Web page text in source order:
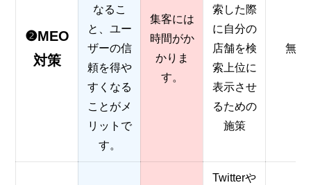
❷MEO
対策
なるこ
と、ユー
ザーの信
頼を得や
すくなる
ことがメ
リットで
す。
集客には
時間がか
かりま
す。
索した際
に自分の
店舗を検
索上位に
表示させ
るための
施策
無料
Twitterや